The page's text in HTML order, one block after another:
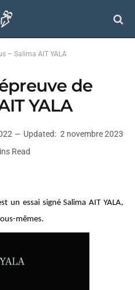
– Salima AIT YALA
de
YALA
Updated: 2 novembre 2023
Read
un essai signé Salima AIT YALA,
mêmes.